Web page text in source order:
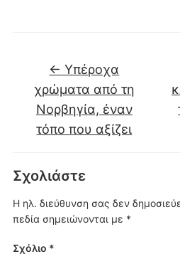
← Υπέροχα
χρώματα από τη
Νορβηγία, έναν
τόπο που αξίζει
Σχολιάστε
Η ηλ. διεύθυνση σας δεν
πεδία σημειώνονται με *
Σχόλιο *